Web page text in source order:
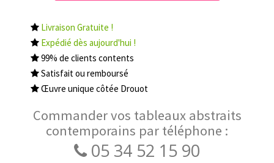
Livraison Gratuite !
Expédié dès aujourd'hui !
99% de clients contents
Satisfait ou remboursé
Œuvre unique côtée Drouot
Commander vos tableaux abstraits
contemporains par téléphone :
05 34 52 15 90